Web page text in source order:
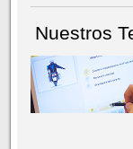
Nuestros